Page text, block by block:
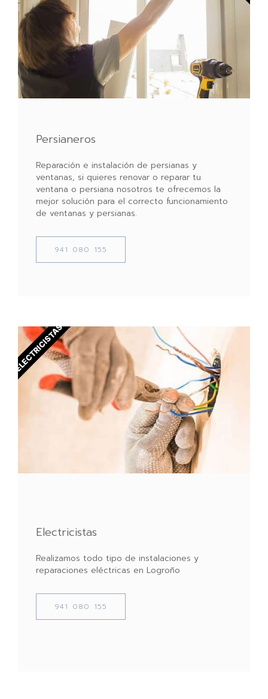
Persianeros
Reparación e instalación de persianas y
ventanas, si quieres renovar o reparar tu
ventana o persiana nosotros te ofrecemos la
mejor solución para el correcto funcionamiento
de ventanas y persianas.
941 080 155
Electricistas
Realizamos todo tipo de instalaciones y
reparaciones eléctricas en Logroño
941 080 155
ELECTRICISTAS